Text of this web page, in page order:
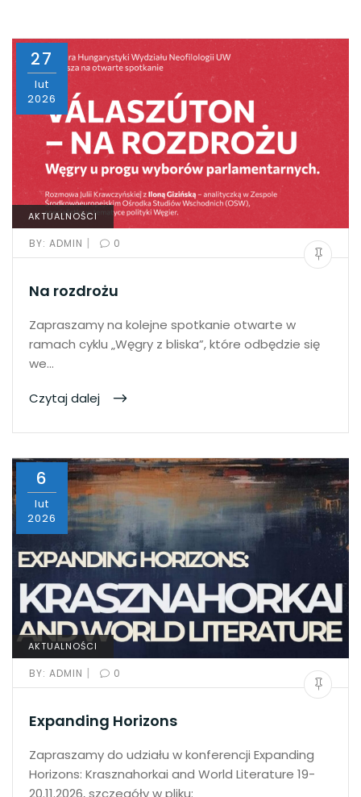
27
lut
2026
AKTUALNOŚCI
BY: ADMIN | 0
Na rozdrożu
Zapraszamy na kolejne spotkanie otwarte w
ramach cyklu „Węgry z bliska”, które odbędzie się
we…
Czytaj dalej
6
lut
2026
AKTUALNOŚCI
BY: ADMIN | 0
Expanding Horizons
Zapraszamy do udziału w konferencji Expanding
Horizons: Krasznahorkai and World Literature 19-
20.11.2026, szczegóły w pliku: